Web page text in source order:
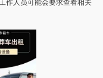
作人员可能会要求查看相关